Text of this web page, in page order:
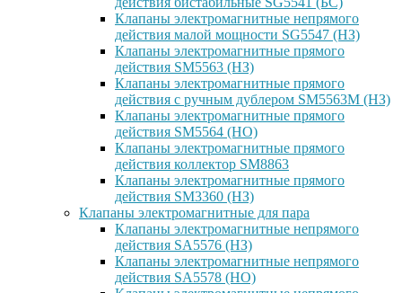
Клапаны электромагнитные непрямого
действия малой мощности SG5547 (НЗ)
Клапаны электромагнитные прямого
действия SM5563 (НЗ)
Клапаны электромагнитные прямого
действия с ручным дублером SM5563M (НЗ)
Клапаны электромагнитные прямого
действия SM5564 (НО)
Клапаны электромагнитные прямого
дейcтвия коллектор SM8863
Клапаны электромагнитные прямого
действия SM3360 (НЗ)
Клапаны электромагнитные для пара
Клапаны электромагнитные непрямого
действия SA5576 (НЗ)
Клапаны электромагнитные непрямого
действия SA5578 (НО)